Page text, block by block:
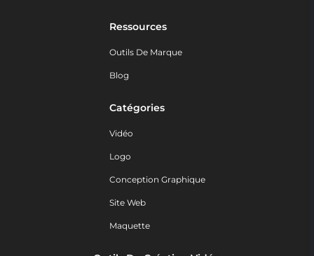
Ressources
Outils De Marque
Blog
Catégories
Vidéo
Logo
Conception Graphique
Site Web
Maquette